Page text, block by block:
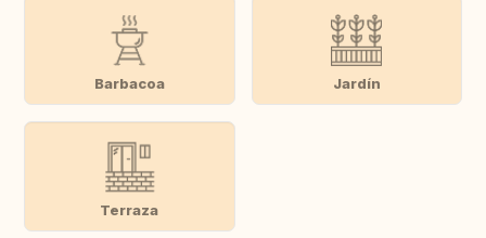
Barbacoa Jardín
Terraza